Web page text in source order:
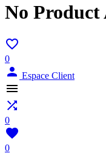
No

0
 Espace Client


0

0